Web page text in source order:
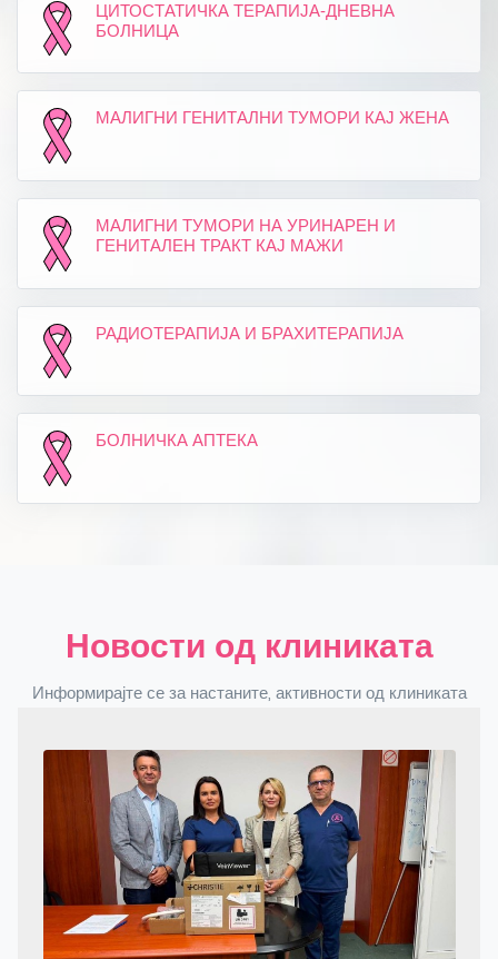
ЦИТОСТАТИЧКА ТЕРАПИЈА-ДНЕВНА
БОЛНИЦА
МАЛИГНИ ГЕНИТАЛНИ ТУМОРИ КАЈ ЖЕНА
МАЛИГНИ ТУМОРИ НА УРИНАРЕН И
ГЕНИТАЛЕН ТРАКТ КАЈ МАЖИ
РАДИОТЕРАПИЈА И БРАХИТЕРАПИЈА
БОЛНИЧКА АПТЕКА
Новости од клиниката
Информирајте се за настаните, активности од клиниката